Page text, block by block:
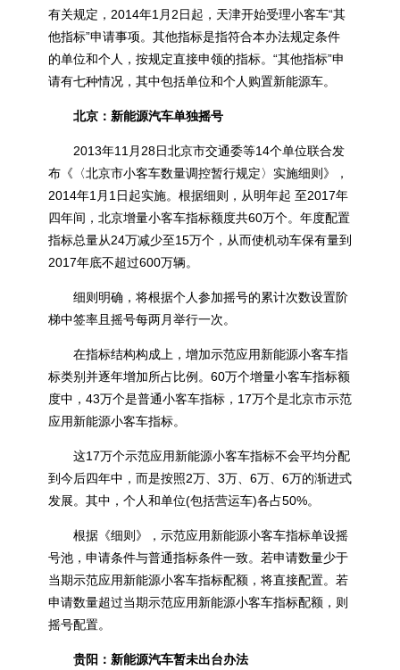
有关规定，2014年1月2日起，天津开始受理小客车“其
他指标”申请事项。其他指标是指符合本办法规定条件
的单位和个人，按规定直接申领的指标。“其他指标”申
请有七种情况，其中包括单位和个人购置新能源车。
北京：新能源汽车单独摇号
2013年11月28日北京市交通委等14个单位联合发
布《〈北京市小客车数量调控暂行规定〉实施细则》，
2014年1月1日起实施。根据细则，从明年起 至2017年
四年间，北京增量小客车指标额度共60万个。年度配置
指标总量从24万减少至15万个，从而使机动车保有量到
2017年底不超过600万辆。
细则明确，将根据个人参加摇号的累计次数设置阶
梯中签率且摇号每两月举行一次。
在指标结构构成上，增加示范应用新能源小客车指
标类别并逐年增加所占比例。60万个增量小客车指标额
度中，43万个是普通小客车指标，17万个是北京市示范
应用新能源小客车指标。
这17万个示范应用新能源小客车指标不会平均分配
到今后四年中，而是按照2万、3万、6万、6万的渐进式
发展。其中，个人和单位(包括营运车)各占50%。
根据《细则》，示范应用新能源小客车指标单设摇
号池，申请条件与普通指标条件一致。若申请数量少于
当期示范应用新能源小客车指标配额，将直接配置。若
申请数量超过当期示范应用新能源小客车指标配额，则
摇号配置。
贵阳：新能源汽车暂未出台办法